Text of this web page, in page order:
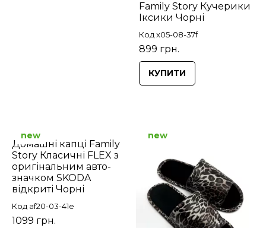
Family Story Кучерики
Іксики Чорні
Код x05-08-37f
899 грн.
КУПИТИ
Домашні капці Family
Story Класичні FLEX з
оригінальним авто-
значком SKODA
відкриті Чорні
Код af20-03-41e
1099 грн.
new new